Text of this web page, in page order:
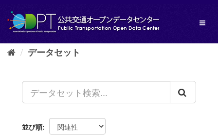
し
データセット
並び順